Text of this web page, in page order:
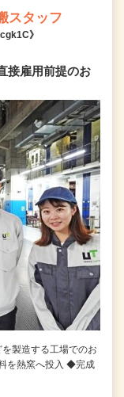
スタッフ
》
接雇用前提のお
製造する工場でのお
を熱窯へ投入 ◆完成